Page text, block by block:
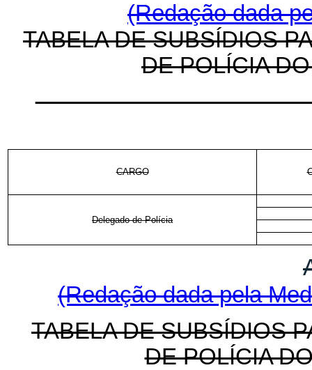
(Redação dada
TABELA DE SUBSÍDIOS
DE POLÍCIA
CARGO
Delegado de Polícia
(Redação dada pela
TABELA DE SUBSÍDIOS
DE POLÍCIA